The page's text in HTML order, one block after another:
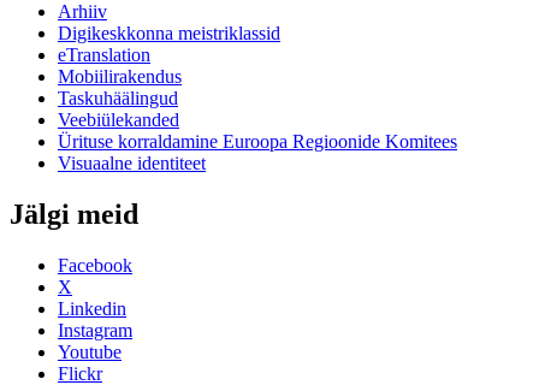
Arhiiv
Digikeskkonna meistriklassid
eTranslation
Mobiilirakendus
Taskuhäälingud
Veebiülekanded
Ürituse korraldamine Euroopa Regioonide Komitees
Visuaalne identiteet
Jälgi meid
Facebook
X
Linkedin
Instagram
Youtube
Flickr